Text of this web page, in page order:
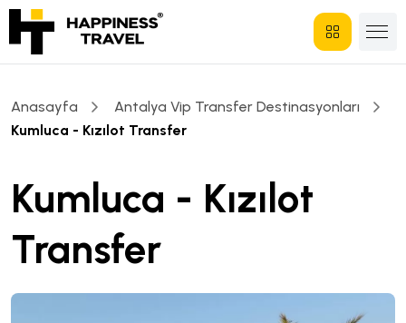
Anasayfa
Antalya Vip Transfer Destinasyonları
Kumluca - Kızılot Transfer
Kumluca - Kızılot
Transfer